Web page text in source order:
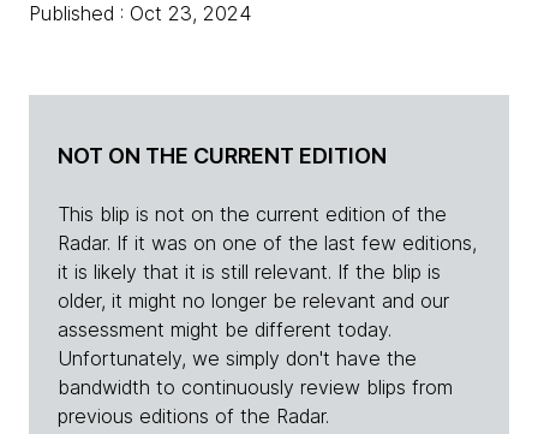
Published : Oct 23, 2024
NOT ON THE CURRENT EDITION
This blip is not on the current edition of the
Radar. If it was on one of the last few editions,
it is likely that it is still relevant. If the blip is
older, it might no longer be relevant and our
assessment might be different today.
Unfortunately, we simply don't have the
bandwidth to continuously review blips from
previous editions of the Radar.